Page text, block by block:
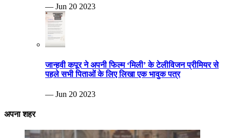
— Jun 20 2023
जान्हवी कपूर ने अपनी फिल्म ‘मिली’ के टेलीविजन प्रीमियर से
पहले सभी पिताओं के लिए लिखा एक भावुक पत्र
— Jun 20 2023
अपना शहर